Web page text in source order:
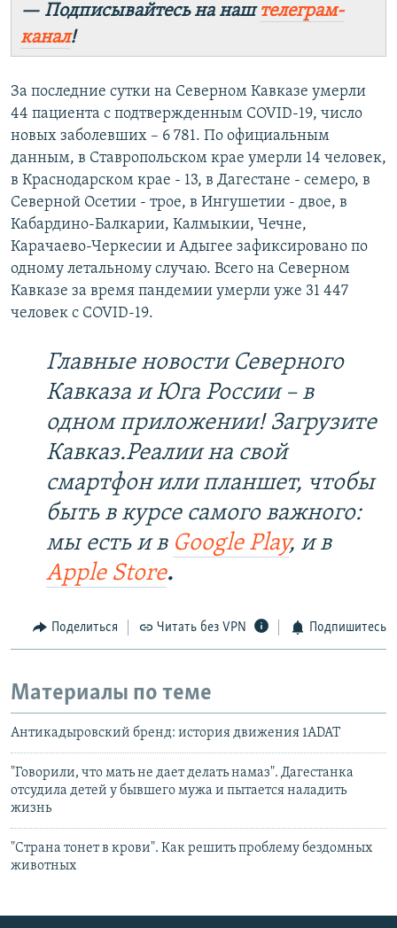
— Подписывайтесь на наштелеграм-
канал!
За последние сутки на Северном Кавказе умерли
44 пациента с подтвержденным COVID-19, число
новых заболевших – 6 781. По официальным
данным, в Ставропольском крае умерли 14 человек,
в Краснодарском крае - 13, в Дагестане - семеро, в
Северной Осетии - трое, в Ингушетии - двое, в
Кабардино-Балкарии, Калмыкии, Чечне,
Карачаево-Черкесии и Адыгее зафиксировано по
одному летальному случаю. Всего на Северном
Кавказе за время пандемии умерли уже 31 447
человек с COVID-19.
Главные новости Северного
Кавказа и Юга России – в
одном приложении! Загрузите
Кавказ.Реалии на свой
смартфон или планшет, чтобы
быть в курсе самого важного:
мы есть и в Google Play, и в
Apple Store.
Поделиться Читать без VPN Подпишитесь
Материалы по теме
Антикадыровский бренд: история движения 1ADAT
"Говорили, что мать не дает делать намаз". Дагестанка
отсудила детей у бывшего мужа и пытается наладить
жизнь
"Страна тонет в крови". Как решить проблему бездомных
животных